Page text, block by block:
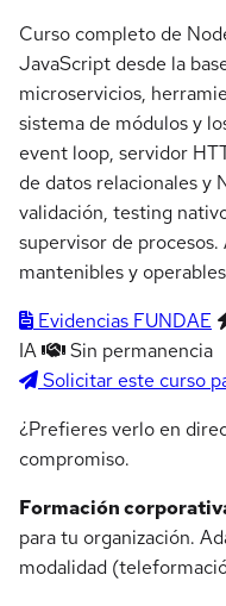
Curso completo de
JavaScript desde la
microservicios,
sistema de módulos y
event loop, servidor
de datos relacionales y
validación, testing
supervisor de
mantenibles y
Evidencias FUNDAE
IA
Sin permanencia
Solicitar este curso
¿Prefieres verlo en
compromiso.
Formación
para tu organización.
modalidad